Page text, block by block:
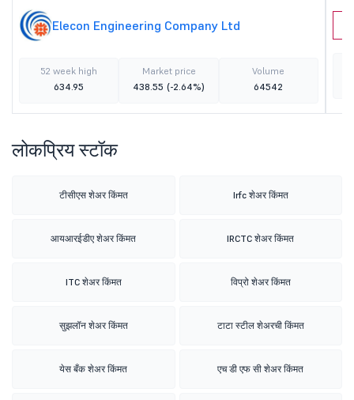
Elecon Engineering Company Ltd
52 week high
634.95
Market price
438.55 (-2.64%)
Volume
64542
लोकप्रिय स्टॉक
टीसीएस शेअर किंमत Irfc शेअर किंमत
आयआरईडीए शेअर किंमत IRCTC शेअर किंमत
ITC शेअर किंमत विप्रो शेअर किंमत
सुझलॉन शेअर किंमत टाटा स्टील शेअरची किंमत
येस बँक शेअर किंमत एच डी एफ सी शेअर किंमत